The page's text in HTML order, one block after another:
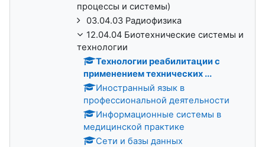
процессы и системы)
03.04.03 Радиофизика
12.04.04 Биотехнические системы и
технологии
Технологии реабилитации с
применением технических ...
Иностранный язык в
профессиональной деятельности
Информационные системы в
медицинской практике
Сети и базы данных